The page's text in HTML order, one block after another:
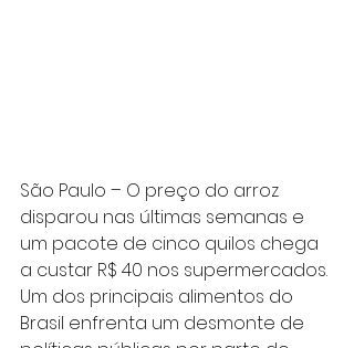
São Paulo – O preço do arroz
disparou nas últimas semanas e
um pacote de cinco quilos chega
a custar R$ 40 nos supermercados.
Um dos principais alimentos do
Brasil enfrenta um desmonte de